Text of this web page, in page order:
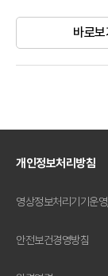
바로보
개인정보처리방침
영상정보처리기기운
안전보건경영방침